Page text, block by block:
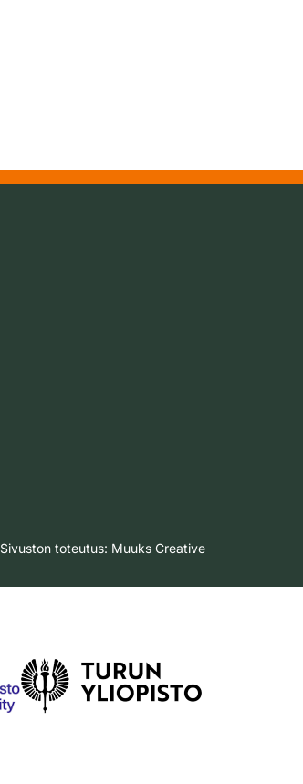
Sivuston toteutus: Muuks Creative